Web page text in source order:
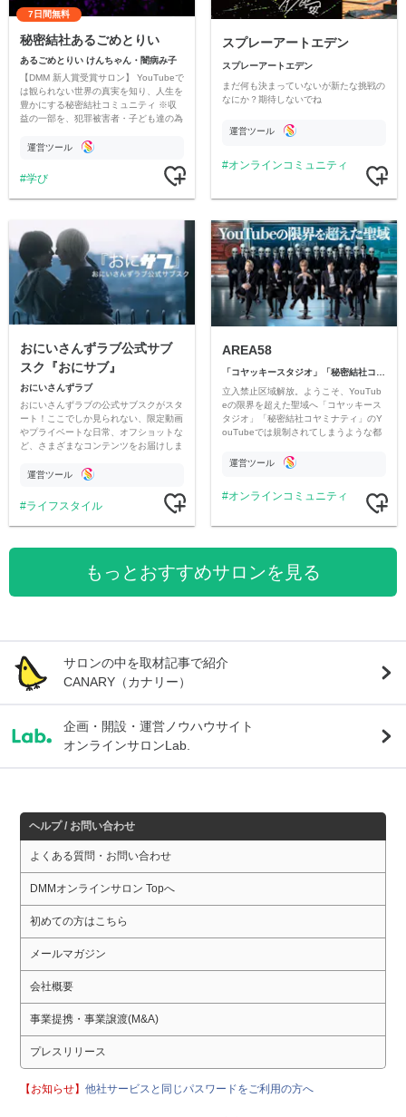
7日間無料
秘密結社あるごめとりい
あるごめとりい けんちゃん・闇病み子
【DMM 新人賞受賞サロン】 YouTubeで
は観られない世界の真実を知り、人生を
豊かにする秘密結社コミュニティ ※収
益の一部を、犯罪被害者・子ども達の為
す運営ツール
学び
スプレーアートエデン
スプレーアートエデン
まだ何も決まっていないが新たな挑戦の
なにか？期待しないでね
運営ツール
オンラインコミュニティ
おにいさんずラブ公式サブ
スク『おにサブ』
おにいさんずラブ
おにいさんずラブの公式サブスクがスタ
ート！ここでしか見られない、限定動画
やプライベートな日常、オフショットな
ど、さまざまなコンテンツをお届けしま
運営ツール
ライフスタイル
AREA58
立入禁止区域解放。ようこそ、YouTub
eの限界を超えた聖域へ「コヤッキース
タジオ」「秘密結社コヤミナティ」のY
ouTubeでは規制されてしまうような都
公開。
運営ツール
オンラインコミュニティ
もっとおすすめサロンを見る
サロンの中を取材記事で紹介
CANARY（カナリー）
企画・開設・運営ノウハウサイト
オンラインサロンLab.
ヘルプ / お問い合わせ
よくある質問・お問い合わせ
DMMオンラインサロン Topへ
初めての方はこちら
メールマガジン
会社概要
事業提携・事業譲渡(M&A)
プレスリリース
【お知らせ】他社サービスと同じパスワードをご利用の方へ